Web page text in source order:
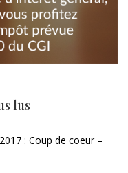
lus
: Coup de coeur –